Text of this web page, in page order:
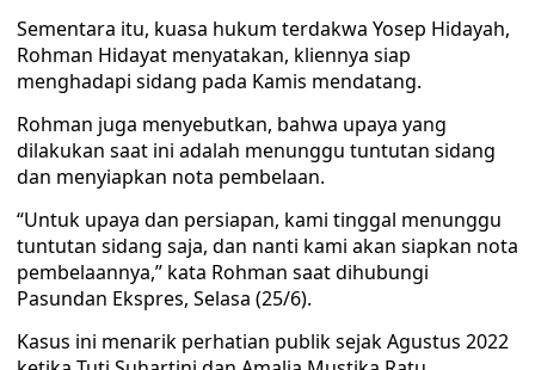
Sementara itu, kuasa hukum terdakwa Yosep Hidayah,
Rohman Hidayat menyatakan, kliennya siap
menghadapi sidang pada Kamis mendatang.
Rohman juga menyebutkan, bahwa upaya yang
dilakukan saat ini adalah menunggu tuntutan sidang
dan menyiapkan nota pembelaan.
“Untuk upaya dan persiapan, kami tinggal menunggu
tuntutan sidang saja, dan nanti kami akan siapkan nota
pembelaannya,” kata Rohman saat dihubungi
Pasundan Ekspres, Selasa (25/6).
Kasus ini menarik perhatian publik sejak Agustus 2022